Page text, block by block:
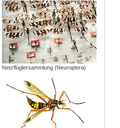
Netzflüglersammlung (Neuroptera)